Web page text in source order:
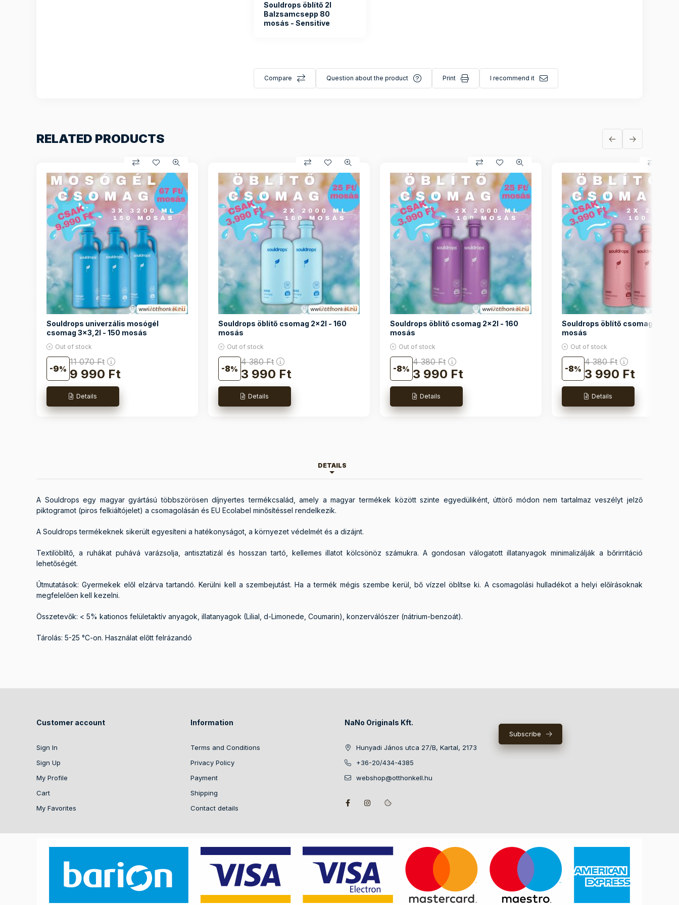
Souldrops öblítő 2l
Balzsamcsepp 80
mosás - Sensitive
Compare Question about the product Print I recommend it
RELATED PRODUCTS
Souldrops univerzális mosógél
csomag 3x3,2l - 150 mosás
Out of stock
9
11 070Ft
9 990 Ft
Souldrops öblítő csomag 2x2l - 160
mosás
Out of stock
8
4 380Ft
3 990 Ft
Souldrops öblítő csomag 2x2l - 160
mosás
Out of stock
8
4 380Ft
3 990 Ft
Souldrops öblítő csomag 2x2l -
mosás
Out of stock
8
4 380Ft
3 990 Ft
DETAILS
A Souldrops egy magyar gyártású többszörösen díjnyertes termékcsalád, amely a magyar termékek között szinte egyedüliként, úttörő módon nem tartalmaz veszélyt jelző
piktogramot (piros felkiáltójelet) a csomagolásán és EU Ecolabel minősítéssel rendelkezik.
A Souldrops termékeknek sikerült egyesíteni a hatékonyságot, a környezet védelmét és a dizájnt.
Textilöblítő, a ruhákat puhává varázsolja, antisztatizál és hosszan tartó, kellemes illatot kölcsönöz számukra. A gondosan válogatott illatanyagok minimalizálják a bőrirritáció
lehetőségét.
Útmutatások: Gyermekek elől elzárva tartandó. Kerülni kell a szembejutást. Ha a termék mégis szembe kerül, bő vízzel öblítse ki. A csomagolási hulladékot a helyi előírásoknak
megfelelően kell kezelni.
Összetevők: < 5% kationos felületaktív anyagok, illatanyagok (Lilial, d-Limonede, Coumarin), konzerválószer (nátrium-benzoát).
Tárolás: 5-25 °C-on. Használat előtt felrázandó
Customer account
Sign In
Sign Up
My Profile
Cart
My Favorites
Information
Terms and Conditions
Privacy Policy
Payment
Shipping
Contact details
NaNo Originals Kft.
Hunyadi János utca 27/B, Kartal, 2173
+36-20/434-4385
webshop@otthonkell.hu
Subscribe